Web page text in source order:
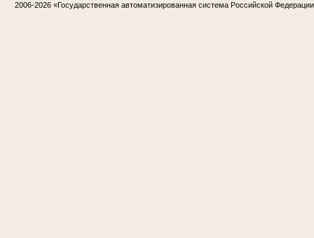
2006-2026 «Государственная автоматизированная система Российской